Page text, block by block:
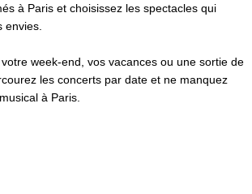
à Paris et choisissez les spectacles qui
envies.
week-end, vos vacances ou une sortie de
les concerts par date et ne manquez
à Paris.